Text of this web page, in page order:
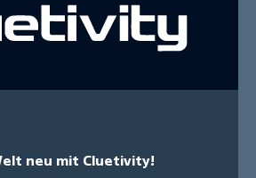
neu mit Cluetivity!